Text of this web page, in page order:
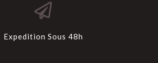
Expedition Sous 48h